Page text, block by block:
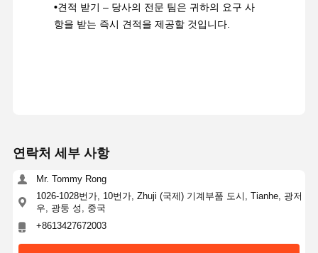
•견적 받기 – 당사의 전문 팀은 귀하의 요구 사
항을 받는 즉시 견적을 제공할 것입니다.
연락처 세부 사항
Mr. Tommy Rong
1026-1028번가, 10번가, Zhuji (국제) 기계부품 도시, Tianhe, 광저
우, 광둥 성, 중국
+8613427672003